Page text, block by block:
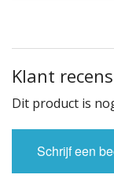
Klant
Dit product is
Schrijf een